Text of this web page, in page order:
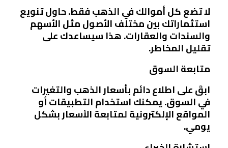
لا تضع كل أموالك في الذهب فقط. حاول تنويع
استثماراتك بين مختلف الأصول مثل الأسهم
والسندات والعقارات. هذا سيساعدك على
تقليل المخاطر.
متابعة السوق
ابقَ على اطلاع دائم بأسعار الذهب والتغيرات
في السوق. يمكنك استخدام التطبيقات أو
المواقع الإلكترونية لمتابعة الأسعار بشكل
يومي.